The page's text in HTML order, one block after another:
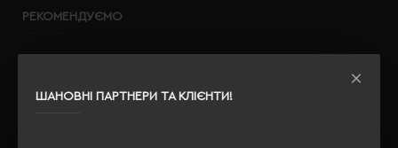
ШАНОВНІ ПАРТНЕРИ ТА КЛІЄНТИ!
РЕКОМЕНДУЄМО